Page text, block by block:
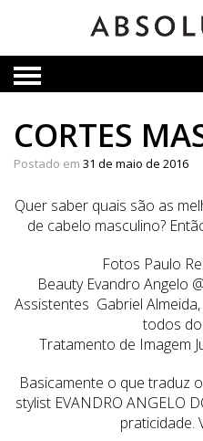
CORTES
Postado em 31 de maio de 2016
Quer saber quais são as
de cabelo masculino?
Fotos Paulo
Beauty Evandro Angelo
Assistentes Gabriel
todos do
Tratamento de Imagem
Basicamente o que traduz
stylist EVANDRO ANGELO
praticidade.